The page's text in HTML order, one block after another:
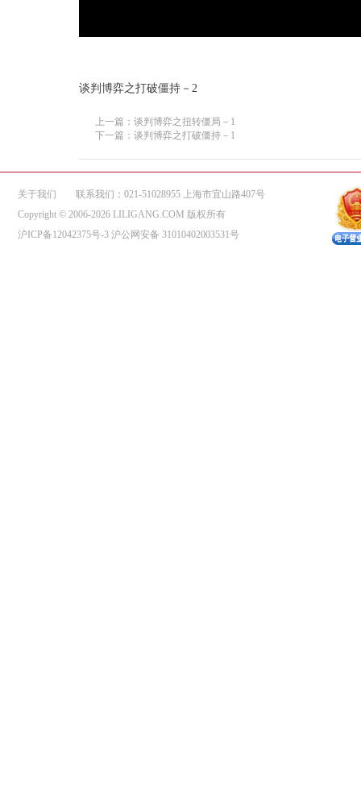
谈判博弈之打破僵持－2
上一篇：谈判博弈之扭转僵局－1
下一篇：谈判博弈之打破僵持－1
关于我们
联系我们：021-51028955 上海市宜山路407号
Copyright © 2006-2026 LILIGANG.COM 版权所有
沪ICP备12042375号-3 沪公网安备 31010402003531号